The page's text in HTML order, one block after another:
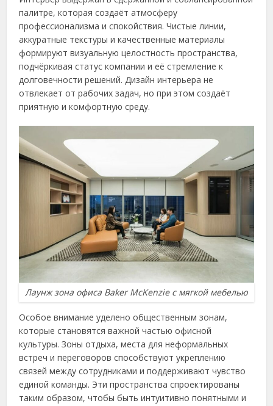
палитре, которая создаёт атмосферу
профессионализма и спокойствия. Чистые линии,
аккуратные текстуры и качественные материалы
формируют визуальную целостность пространства,
подчёркивая статус компании и её стремление к
долговечности решений. Дизайн интерьера не
отвлекает от рабочих задач, но при этом создаёт
приятную и комфортную среду.
Лаунж зона офиса Baker McKenzie с мягкой мебелью
Особое внимание уделено общественным зонам,
которые становятся важной частью офисной
культуры. Зоны отдыха, места для неформальных
встреч и переговоров способствуют укреплению
связей между сотрудниками и поддерживают чувство
единой команды. Эти пространства спроектированы
таким образом, чтобы быть интуитивно понятными и